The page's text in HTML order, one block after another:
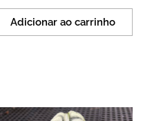
borrifador
Adicionar ao carrinho